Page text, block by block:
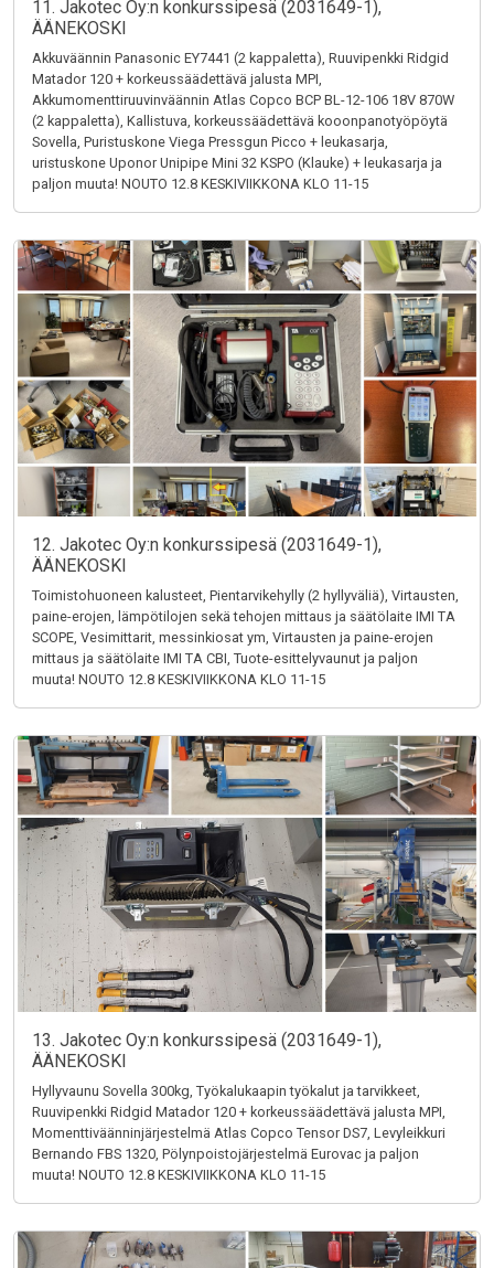
11. Jakotec Oy:n konkurssipesä (2031649-1),
ÄÄNEKOSKI
Akkuväännin Panasonic EY7441 (2 kappaletta), Ruuvipenkki Ridgid
Matador 120 + korkeussäädettävä jalusta MPI,
Akkumomenttiruuvinväännin Atlas Copco BCP BL-12-106 18V 870W
(2 kappaletta), Kallistuva, korkeussäädettävä kooonpanotyöpöytä
Sovella, Puristuskone Viega Pressgun Picco + leukasarja,
uristuskone Uponor Unipipe Mini 32 KSPO (Klauke) + leukasarja ja
paljon muuta! NOUTO 12.8 KESKIVIIKKONA KLO 11-15
12. Jakotec Oy:n konkurssipesä (2031649-1),
ÄÄNEKOSKI
Toimistohuoneen kalusteet, Pientarvikehylly (2 hyllyväliä), Virtausten,
paine-erojen, lämpötilojen sekä tehojen mittaus ja säätölaite IMI TA
SCOPE, Vesimittarit, messinkiosat ym, Virtausten ja paine-erojen
mittaus ja säätölaite IMI TA CBI, Tuote-esittelyvaunut ja paljon
muuta! NOUTO 12.8 KESKIVIIKKONA KLO 11-15
13. Jakotec Oy:n konkurssipesä (2031649-1),
ÄÄNEKOSKI
Hyllyvaunu Sovella 300kg, Työkalukaapin työkalut ja tarvikkeet,
Ruuvipenkki Ridgid Matador 120 + korkeussäädettävä jalusta MPI,
Momenttiväänninjärjestelmä Atlas Copco Tensor DS7, Levyleikkuri
Bernando FBS 1320, Pölynpoistojärjestelmä Eurovac ja paljon
muuta! NOUTO 12.8 KESKIVIIKKONA KLO 11-15